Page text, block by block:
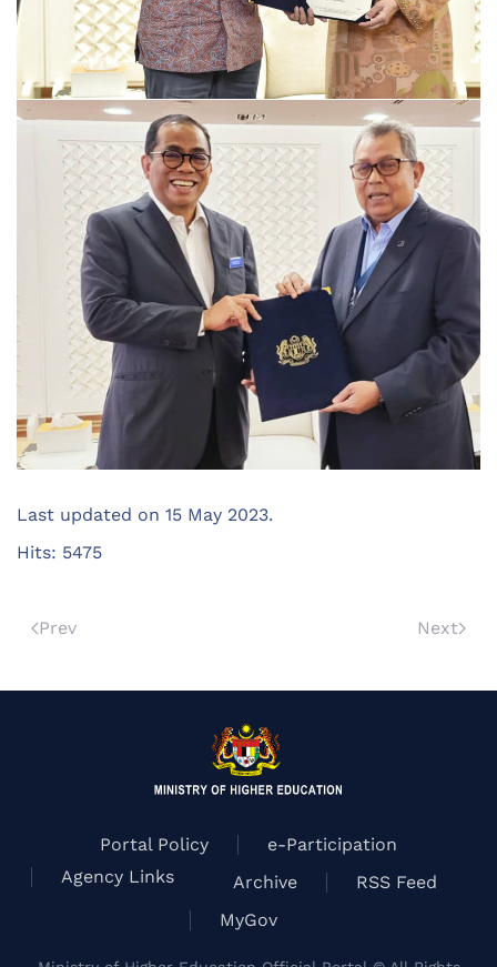
Last updated on 15 May 2023.
Hits: 5475
Prev Next
Portal Policy
e-Participation
Agency Links
Archive
RSS Feed
MyGov